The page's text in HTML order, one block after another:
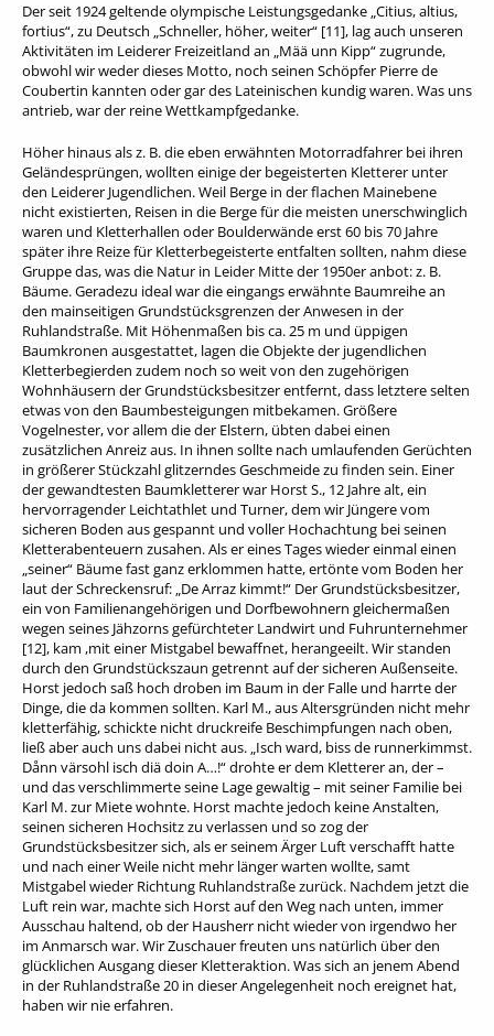
Der seit 1924 geltende olympische Leistungsgedanke „Citius, altius,
fortius“, zu Deutsch „Schneller, höher, weiter“ [11], lag auch unseren
Aktivitäten im Leiderer Freizeitland an „Mää unn Kipp“ zugrunde,
obwohl wir weder dieses Motto, noch seinen Schöpfer Pierre de
Coubertin kannten oder gar des Lateinischen kundig waren. Was uns
antrieb, war der reine Wettkampfgedanke.
Höher hinaus als z. B. die eben erwähnten Motorradfahrer bei ihren
Geländesprüngen, wollten einige der begeisterten Kletterer unter
den Leiderer Jugendlichen. Weil Berge in der flachen Mainebene
nicht existierten, Reisen in die Berge für die meisten unerschwinglich
waren und Kletterhallen oder Boulderwände erst 60 bis 70 Jahre
später ihre Reize für Kletterbegeisterte entfalten sollten, nahm diese
Gruppe das, was die Natur in Leider Mitte der 1950er anbot: z. B.
Bäume. Geradezu ideal war die eingangs erwähnte Baumreihe an
den mainseitigen Grundstücksgrenzen der Anwesen in der
Ruhlandstraße. Mit Höhenmaßen bis ca. 25 m und üppigen
Baumkronen ausgestattet, lagen die Objekte der jugendlichen
Kletterbegierden zudem noch so weit von den zugehörigen
Wohnhäusern der Grundstücksbesitzer entfernt, dass letztere selten
etwas von den Baumbesteigungen mitbekamen. Größere
Vogelnester, vor allem die der Elstern, übten dabei einen
zusätzlichen Anreiz aus. In ihnen sollte nach umlaufenden Gerüchten
in größerer Stückzahl glitzerndes Geschmeide zu finden sein. Einer
der gewandtesten Baumkletterer war Horst S., 12 Jahre alt, ein
hervorragender Leichtathlet und Turner, dem wir Jüngere vom
sicheren Boden aus gespannt und voller Hochachtung bei seinen
Kletterabenteuern zusahen. Als er eines Tages wieder einmal einen
„seiner“ Bäume fast ganz erklommen hatte, ertönte vom Boden her
laut der Schreckensruf: „De Arraz kimmt!“ Der Grundstücksbesitzer,
ein von Familienangehörigen und Dorfbewohnern gleichermaßen
wegen seines Jähzorns gefürchteter Landwirt und Fuhrunternehmer
[12], kam ,mit einer Mistgabel bewaffnet, herangeeilt. Wir standen
durch den Grundstückszaun getrennt auf der sicheren Außenseite.
Horst jedoch saß hoch droben im Baum in der Falle und harrte der
Dinge, die da kommen sollten. Karl M., aus Altersgründen nicht mehr
kletterfähig, schickte nicht druckreife Beschimpfungen nach oben,
ließ aber auch uns dabei nicht aus. „Isch ward, biss de runnerkimmst.
Dånn värsohl isch diä doin A…!“ drohte er dem Kletterer an, der –
und das verschlimmerte seine Lage gewaltig – mit seiner Familie bei
Karl M. zur Miete wohnte. Horst machte jedoch keine Anstalten,
seinen sicheren Hochsitz zu verlassen und so zog der
Grundstücksbesitzer sich, als er seinem Ärger Luft verschafft hatte
und nach einer Weile nicht mehr länger warten wollte, samt
Mistgabel wieder Richtung Ruhlandstraße zurück. Nachdem jetzt die
Luft rein war, machte sich Horst auf den Weg nach unten, immer
Ausschau haltend, ob der Hausherr nicht wieder von irgendwo her
im Anmarsch war. Wir Zuschauer freuten uns natürlich über den
glücklichen Ausgang dieser Kletteraktion. Was sich an jenem Abend
in der Ruhlandstraße 20 in dieser Angelegenheit noch ereignet hat,
haben wir nie erfahren.